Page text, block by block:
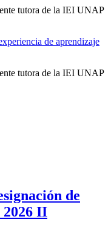
tutora de la IEI UNAP
de aprendizaje
tutora de la IEI UNAP
de
2026 II